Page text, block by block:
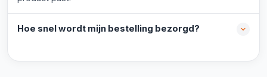
Hoe snel wordt mijn bestelling bezorgd?